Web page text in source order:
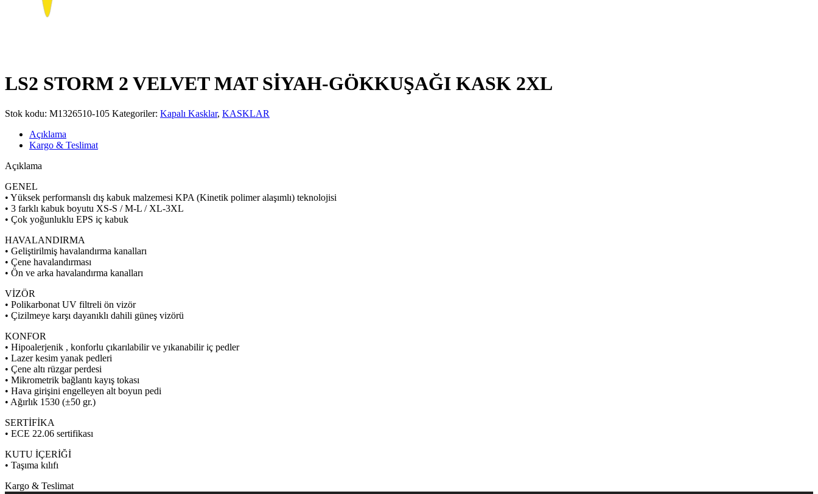
LS2 STORM 2 VELVET MAT SİYAH-GÖKKUŞAĞI KASK 2XL
Stok kodu: M1326510-105 Kategoriler: Kapalı Kasklar, KASKLAR
Açıklama
Kargo & Teslimat
Açıklama
GENEL
• Yüksek performanslı dış kabuk malzemesi KPA (Kinetik polimer alaşımlı) teknolojisi
• 3 farklı kabuk boyutu XS-S / M-L / XL-3XL
• Çok yoğunluklu EPS iç kabuk
HAVALANDIRMA
• Geliştirilmiş havalandırma kanalları
• Çene havalandırması
• Ön ve arka havalandırma kanalları
VİZÖR
• Polikarbonat UV filtreli ön vizör
• Çizilmeye karşı dayanıklı dahili güneş vizörü
KONFOR
• Hipoalerjenik , konforlu çıkarılabilir ve yıkanabilir iç pedler
• Lazer kesim yanak pedleri
• Çene altı rüzgar perdesi
• Mikrometrik bağlantı kayış tokası
• Hava girişini engelleyen alt boyun pedi
• Ağırlık 1530 (±50 gr.)
SERTİFİKA
• ECE 22.06 sertifikası
KUTU İÇERİĞİ
• Taşıma kılıfı
Kargo & Teslimat